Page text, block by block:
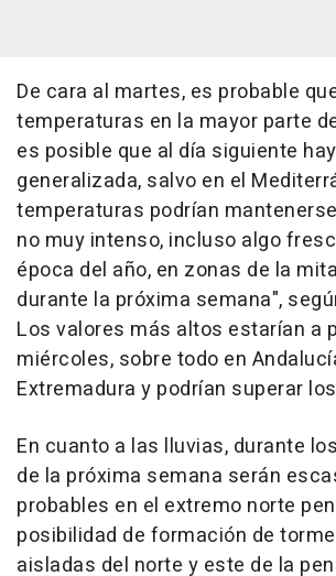
De cara al martes, es probable
temperaturas en la mayor parte
es posible que al día siguiente
generalizada, salvo en el
temperaturas podrían
no muy intenso, incluso algo
época del año, en zonas de la
durante la próxima semana",
Los valores más altos estarían a
miércoles, sobre todo en
Extremadura y podrían superar
En cuanto a las lluvias, durante
de la próxima semana serán
probables en el extremo norte
posibilidad de formación de
aisladas del norte y este de la